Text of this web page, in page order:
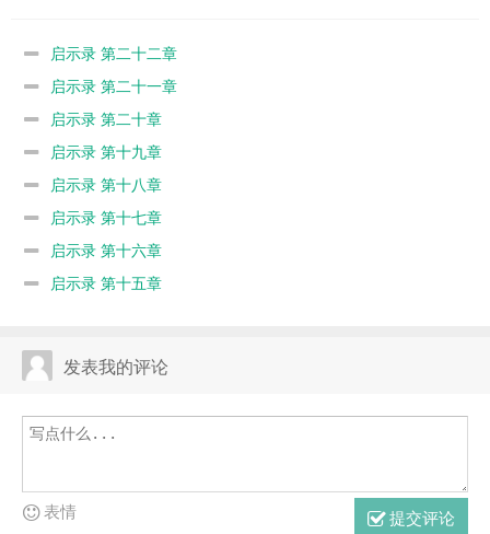
启示录 第二十二章
启示录 第二十一章
启示录 第二十章
启示录 第十九章
启示录 第十八章
启示录 第十七章
启示录 第十六章
启示录 第十五章
发表我的评论
提交评论
表情